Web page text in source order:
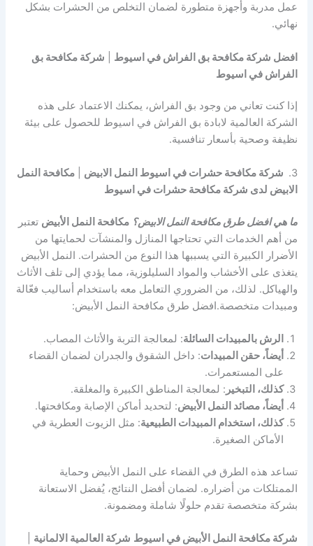
عمل مدربة وأجهزة متطورة لضمان التخلص من الحشرات بشكل
نهائي.
افضل شركة مكافحة بق الفراش في اسيوط
شركة مكافحة بق
الفراش في اسيوط
إذا كنت تعاني من وجود بق الفراش، يمكنك الاعتماد على هذه
الشركة العالمية لابادة بق الفراش في اسيوط للحصول على بيئة
نظيفة وصحية بأسعار تنافسية.
3. شركة مكافحة حشرات في اسيوط النمل الابيض |مكافحة النمل
الابيض لدى شركة مكافحة حشرات في اسيوط
ما هي افضل طرق مكافحة النمل الابيض؟ مكافحة النمل الأبيض تعتبر
من أهم الخدمات التي تحتاجها المنازل والمنشآت لحمايتها من
الأضرار الكبيرة التي يسببها هذا النوع من الحشرات. النمل الأبيض
يتغذى على الأخشاب والمواد السليلوزية، مما يؤدي إلى تلف الأثاث
والهياكل. لذلك، من الضروري التعامل معه باستخدام أساليب فعّالة
ومبيدات متخصصة.افضل طرق مكافحة النمل الأبيض:
الرش بالمبيدات السائلة: لمعالجة التربة والأثاث المصاب.
أيضاً، حقن المبيدات: داخل الشقوق والجدران لضمان القضاء
على المستعمرات.
كذلك، التبخير : لمعالجة المناطق الكبيرة والمغلقة.
أيضاً، مصائد النمل الأبيض: لتحديد أماكن الإصابة ومكافحتها.
كذلك، استخدام المبيدات الطبيعية: مثل الزيوت العطرية في
الأماكن الصغيرة.
تساعد هذه الطرق في القضاء على النمل الأبيض وحماية
الممتلكات من أضراره. لضمان أفضل النتائج، يُفضل الاستعانة
بشركة متخصصة تقدم حلولًا شاملة ومضمونة.
شركة مكافحة النمل الأبيض في اسيوط شركة العالمية الالمانية